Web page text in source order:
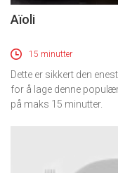
Aïoli
15 minutter
Dette er sikkert den
for å lage denne
på maks 15 minutter.